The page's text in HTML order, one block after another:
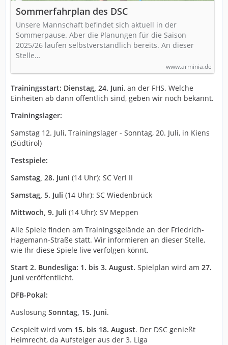
Sommerfahrplan des DSC
Unsere Mannschaft befindet sich aktuell in der
Sommerpause. Aber die Planungen für die Saison
2025/26 laufen selbstverständlich bereits. An dieser
Stelle…
www.arminia.de
Trainingsstart: Dienstag, 24. Juni, an der FHS. Welche
Einheiten ab dann öffentlich sind, geben wir noch bekannt.
Trainingslager:
Samstag 12. Juli, Trainingslager - Sonntag, 20. Juli, in Kiens
(Südtirol)
Testspiele:
Samstag, 28. Juni (14 Uhr): SC Verl II
Samstag, 5. Juli (14 Uhr): SC Wiedenbrück
Mittwoch, 9. Juli (14 Uhr): SV Meppen
Alle Spiele finden am Trainingsgelände an der Friedrich-
Hagemann-Straße statt. Wir informieren an dieser Stelle,
wie Ihr diese Spiele live verfolgen könnt.
Start 2. Bundesliga: 1. bis 3. August. Spielplan wird am 27.
Juni veröffentlicht.
DFB-Pokal:
Auslosung Sonntag, 15. Juni.
Gespielt wird vom 15. bis 18. August. Der DSC genießt
Heimrecht, da Aufsteiger aus der 3. Liga